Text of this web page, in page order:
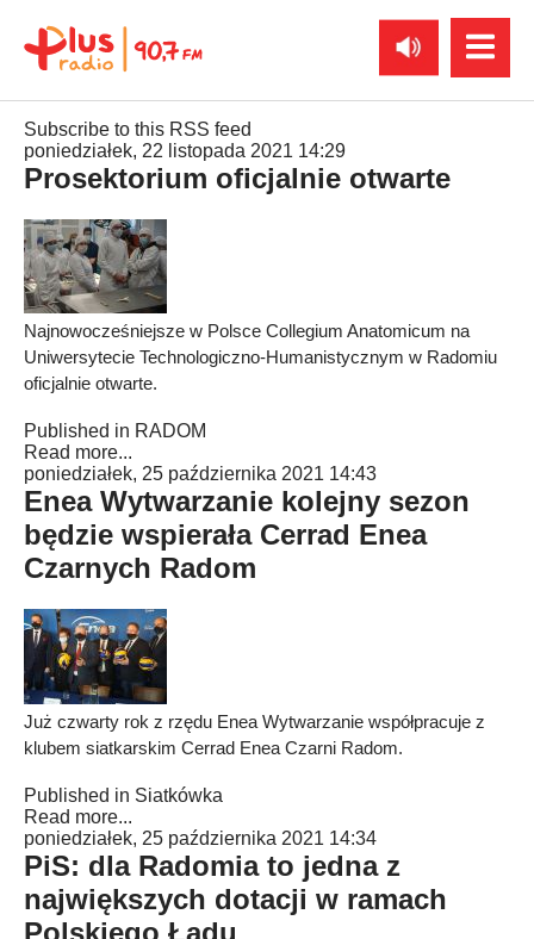
Subscribe to this RSS feed
poniedziałek, 22 listopada 2021 14:29
Prosektorium oficjalnie otwarte
Najnowocześniejsze w Polsce Collegium Anatomicum na
Uniwersytecie Technologiczno-Humanistycznym w Radomiu
oficjalnie otwarte.
Published in RADOM
Read more...
poniedziałek, 25 października 2021 14:43
Enea Wytwarzanie kolejny sezon
będzie wspierała Cerrad Enea
Czarnych Radom
Już czwarty rok z rzędu Enea Wytwarzanie współpracuje z
klubem siatkarskim Cerrad Enea Czarni Radom.
Published in Siatkówka
Read more...
poniedziałek, 25 października 2021 14:34
PiS: dla Radomia to jedna z
największych dotacji w ramach
Polskiego Ładu